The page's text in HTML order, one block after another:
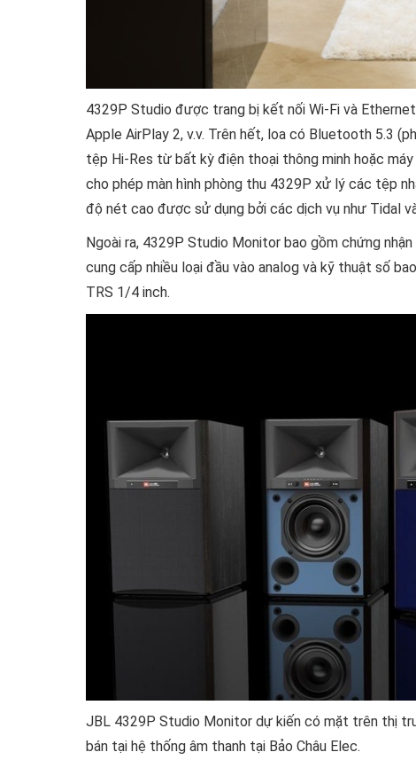
4329P Studio được trang bị kết nối Wi-Fi và
Apple AirPlay 2, v.v. Trên hết, loa có Bluetooth 5.3
tệp Hi-Res từ bất kỳ điện thoại thông minh hoặc
cho phép màn hình phòng thu 4329P xử lý các tệp
độ nét cao được sử dụng bởi các dịch vụ như Tidal
Ngoài ra, 4329P Studio Monitor bao gồm chứng
cung cấp nhiều loại đầu vào analog và kỹ thuật số
TRS 1/4 inch.
JBL 4329P Studio Monitor dự kiến có mặt trên thị
bán tại hệ thống âm thanh tại Bảo Châu Elec.